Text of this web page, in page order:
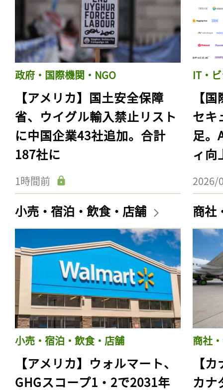
政府・国際機関・NGO
【アメリカ】国土安全保障
省、ウイグル輸入禁止リスト
に中国企業43社追加。合計
187社に
1時間前
IT・
【
セキ
足。
ィ向
2026/
小売・宿泊・飲食・店舗
小売・宿泊・飲食・店舗
【アメリカ】ウォルマート、
GHGスコープ1・2で2031年
商社
商社
【
カナ